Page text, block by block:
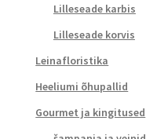
Lilleseade karbis
Lilleseade korvis
Leinafloristika
Heeliumi õhupallid
Gourmet ja kingitused